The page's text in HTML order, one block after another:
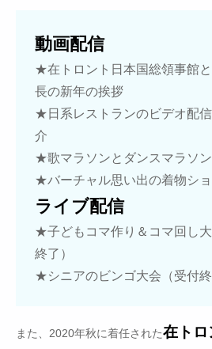
動画配信
★在トロント日本国総領事館
長の新年の挨拶
★日系レストランのビデオ配
介
★歌マラソンとダンスマラソン
★バーチャル思い出の着物シ
ライブ配信
★子どもコマ作り＆コマ回し
終了）
★シニアのビンゴ大会（受付終
また、2020年秋に着任された在トロ